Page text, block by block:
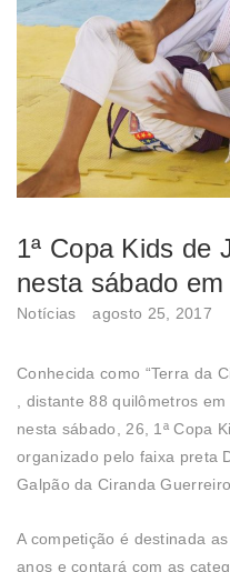
1ª Copa Kids de
nesta sábado
Notícias agosto 25, 2017
Conhecida como “Terra da
, distante 88 quilômetros
nesta sábado, 26, 1ª Copa
organizado pelo faixa preta
Galpão da Ciranda
A competição é destinada
anos e contará com as